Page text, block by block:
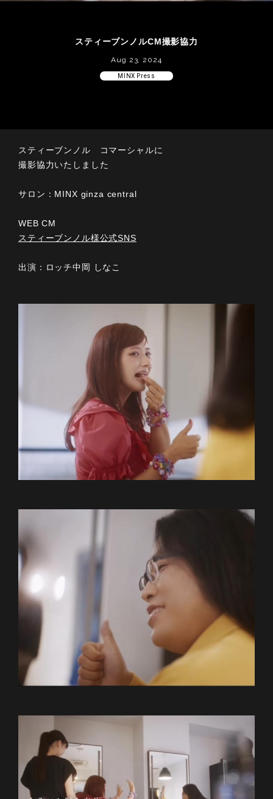
スティーブンノルCM撮影協力
Aug 23, 2024
MINX Press
スティーブンノル コマーシャルに
撮影協力いたしました
サロン：MINX ginza central
WEB CM
スティーブンノル様公式SNS
出演：ロッチ中岡 しなこ